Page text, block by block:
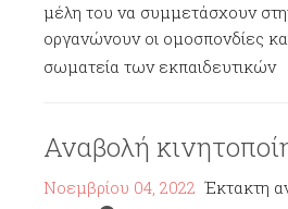
μέλη του να συμμετάσχουν
οργανώνουν οι ομοσπονδίες
σωματεία των εκπαιδευτικών
Αναβολή
Νοεμβρίου 04, 2022 Έκτακτη